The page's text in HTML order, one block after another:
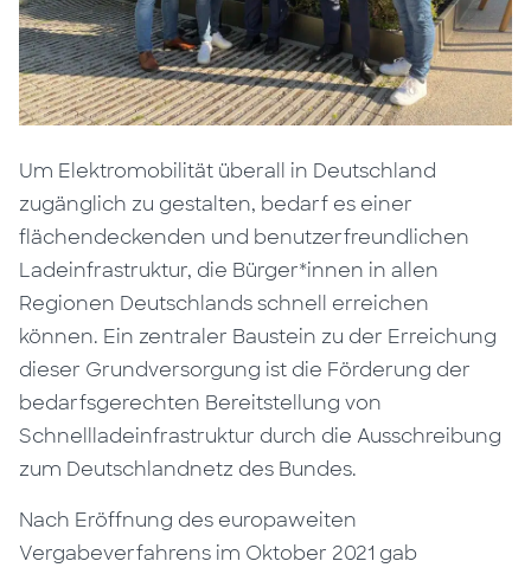
Um Elektromobilität überall in Deutschland
zugänglich zu gestalten, bedarf es einer
flächendeckenden und benutzerfreundlichen
Ladeinfrastruktur, die Bürger*innen in allen
Regionen Deutschlands schnell erreichen
können. Ein zentraler Baustein zu der Erreichung
dieser Grundversorgung ist die Förderung der
bedarfsgerechten Bereitstellung von
Schnellladeinfrastruktur durch die Ausschreibung
zum Deutschlandnetz des Bundes.
Nach Eröffnung des europaweiten
Vergabeverfahrens im Oktober 2021 gab